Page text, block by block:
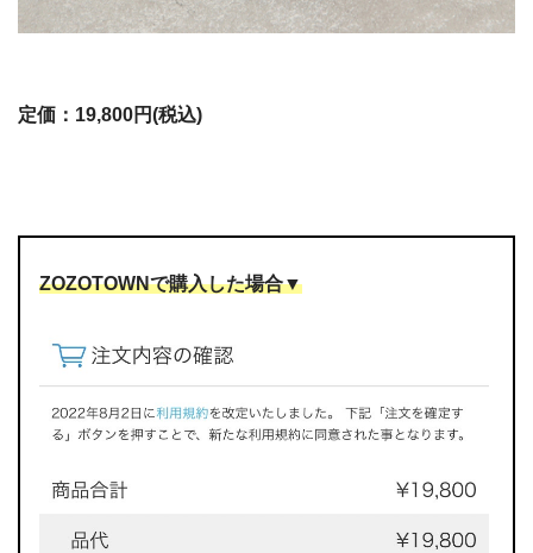
定価：19,800円(税込)
ZOZOTOWNで購入した場合▼